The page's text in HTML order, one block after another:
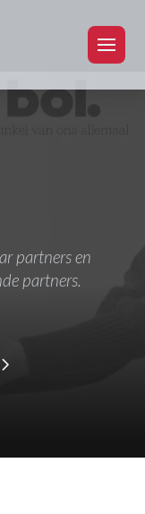
partners en
partners.